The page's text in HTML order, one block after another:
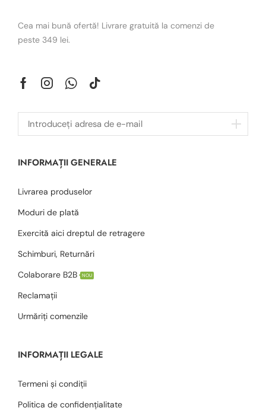
Cea mai bună ofertă! Livrare gratuită la comenzi de
peste 349 lei.
INFORMAȚII GENERALE
Livrarea produselor
Moduri de plată
Exercită aici dreptul de retragere
Schimburi, Returnări
Colaborare B2B
NOU
Reclamații
Urmăriți comenzile
INFORMAȚII LEGALE
Termeni și condiții
Politica de confidențialitate